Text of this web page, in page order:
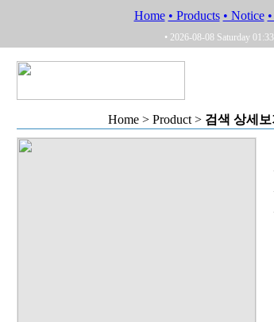
Home • Products • Notice
• 2026-08-08 Saturday
Home • Products
Home > Product > 검색 상세